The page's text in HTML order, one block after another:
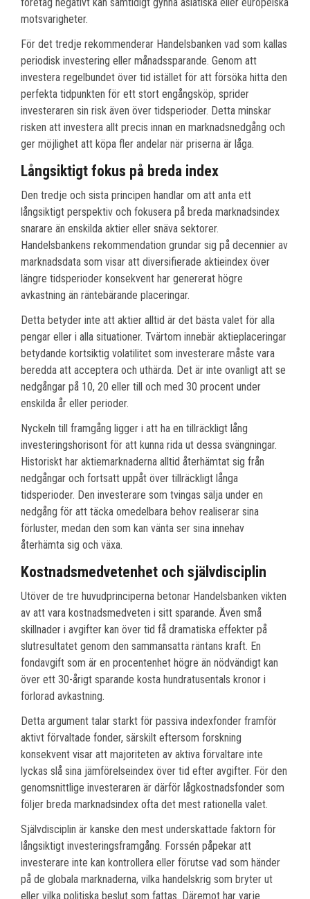
företag negativt kan samtidigt gynna asiatiska eller europeiska
motsvarigheter.
För det tredje rekommenderar Handelsbanken vad som kallas
periodisk investering eller månadssparande. Genom att
investera regelbundet över tid istället för att försöka hitta den
perfekta tidpunkten för ett stort engångsköp, sprider
investeraren sin risk även över tidsperioder. Detta minskar
risken att investera allt precis innan en marknadsnedgång och
ger möjlighet att köpa fler andelar när priserna är låga.
Långsiktigt fokus på breda index
Den tredje och sista principen handlar om att anta ett
långsiktigt perspektiv och fokusera på breda marknadsindex
snarare än enskilda aktier eller snäva sektorer.
Handelsbankens rekommendation grundar sig på decennier av
marknadsdata som visar att diversifierade aktieindex över
längre tidsperioder konsekvent har genererat högre
avkastning än räntebärande placeringar.
Detta betyder inte att aktier alltid är det bästa valet för alla
pengar eller i alla situationer. Tvärtom innebär aktieplaceringar
betydande kortsiktig volatilitet som investerare måste vara
beredda att acceptera och uthärda. Det är inte ovanligt att se
nedgångar på 10, 20 eller till och med 30 procent under
enskilda år eller perioder.
Nyckeln till framgång ligger i att ha en tillräckligt lång
investeringshorisont för att kunna rida ut dessa svängningar.
Historiskt har aktiemarknaderna alltid återhämtat sig från
nedgångar och fortsatt uppåt över tillräckligt långa
tidsperioder. Den investerare som tvingas sälja under en
nedgång för att täcka omedelbara behov realiserar sina
förluster, medan den som kan vänta ser sina innehav
återhämta sig och växa.
Kostnadsmedvetenhet och självdisciplin
Utöver de tre huvudprinciperna betonar Handelsbanken vikten
av att vara kostnadsmedveten i sitt sparande. Även små
skillnader i avgifter kan över tid få dramatiska effekter på
slutresultatet genom den sammansatta räntans kraft. En
fondavgift som är en procentenhet högre än nödvändigt kan
över ett 30-årigt sparande kosta hundratusentals kronor i
förlorad avkastning.
Detta argument talar starkt för passiva indexfonder framför
aktivt förvaltade fonder, särskilt eftersom forskning
konsekvent visar att majoriteten av aktiva förvaltare inte
lyckas slå sina jämförelseindex över tid efter avgifter. För den
genomsnittlige investeraren är därför lågkostnadsfonder som
följer breda marknadsindex ofta det mest rationella valet.
Självdisciplin är kanske den mest underskattade faktorn för
långsiktigt investeringsframgång. Forssén påpekar att
investerare inte kan kontrollera eller förutse vad som händer
på de globala marknaderna, vilka handelskrig som bryter ut
eller vilka politiska beslut som fattas. Däremot har varje